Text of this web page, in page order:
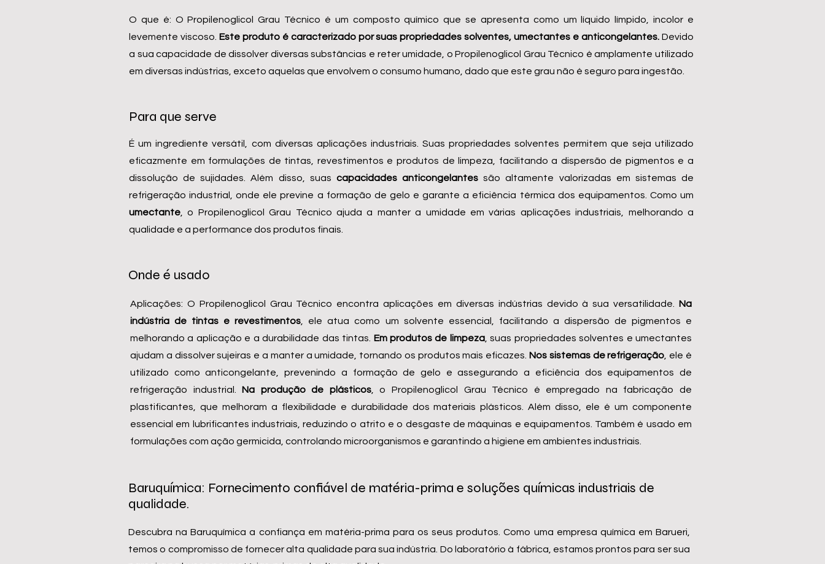
O que é: O Propilenoglicol Grau Técnico é um composto químico que se apresenta como um líquido límpido, incolor e
levemente viscoso. Este produto é caracterizado por suas propriedades solventes, umectantes e anticongelantes. Devido
a sua capacidade de dissolver diversas substâncias e reter umidade, o Propilenoglicol Grau Técnico é amplamente utilizado
em diversas indústrias, exceto aquelas que envolvem o consumo humano, dado que este grau não é seguro para ingestão.
Para que serve
É um ingrediente versátil, com diversas aplicações industriais. Suas propriedades solventes permitem que seja utilizado
eficazmente em formulações de tintas, revestimentos e produtos de limpeza, facilitando a dispersão de pigmentos e a
dissolução de sujidades. Além disso, suas capacidades anticongelantes são altamente valorizadas em sistemas de
refrigeração industrial, onde ele previne a formação de gelo e garante a eficiência térmica dos equipamentos. Como um
umectante , o Propilenoglicol Grau Técnico ajuda a manter a umidade em várias aplicações industriais, melhorando a
qualidade e a performance dos produtos finais.
Onde é usado
Aplicações: O Propilenoglicol Grau Técnico encontra aplicações em diversas indústrias devido à sua versatilidade. Na
indústria de tintas e revestimentos , ele atua como um solvente essencial, facilitando a dispersão de pigmentos e
melhorando a aplicação e a durabilidade das tintas. Em produtos de limpeza, suas propriedades solventes e umectantes
ajudam a dissolver sujeiras e a manter a umidade, tornando os produtos mais eficazes. Nos sistemas de refrigeração , ele é
utilizado como anticongelante, prevenindo a formação de gelo e assegurando a eficiência dos equipamentos de
refrigeração industrial. Na produção de plásticos, o Propilenoglicol Grau Técnico é empregado na fabricação de
plastificantes, que melhoram a flexibilidade e durabilidade dos materiais plásticos. Além disso, ele é um componente
essencial em lubrificantes industriais, reduzindo o atrito e o desgaste de máquinas e equipamentos. Também é usado em
formulações com ação germicida, controlando microorganismos e garantindo a higiene em ambientes industriais.
Baruquímica: Fornecimento confiável de matéria-prima e soluções químicas industriais de
qualidade.
Descubra na Baruquímica a confiança em matéria-prima para os seus produtos. Como uma empresa química em Barueri,
temos o compromisso de fornecer alta qualidade para sua indústria. Do laboratório à fábrica, estamos prontos para ser sua